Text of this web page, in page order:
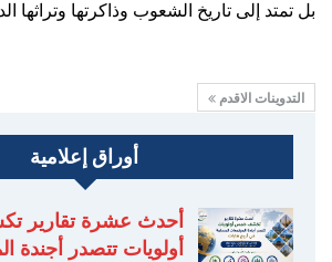
بل تمتد إلى تاريخ الشعوب وذاكرتها وتراثها
التدوينات الاقدم
أوراق إعلامية
أحدث عشرة تقارير
أولويات تتصدر أجندة